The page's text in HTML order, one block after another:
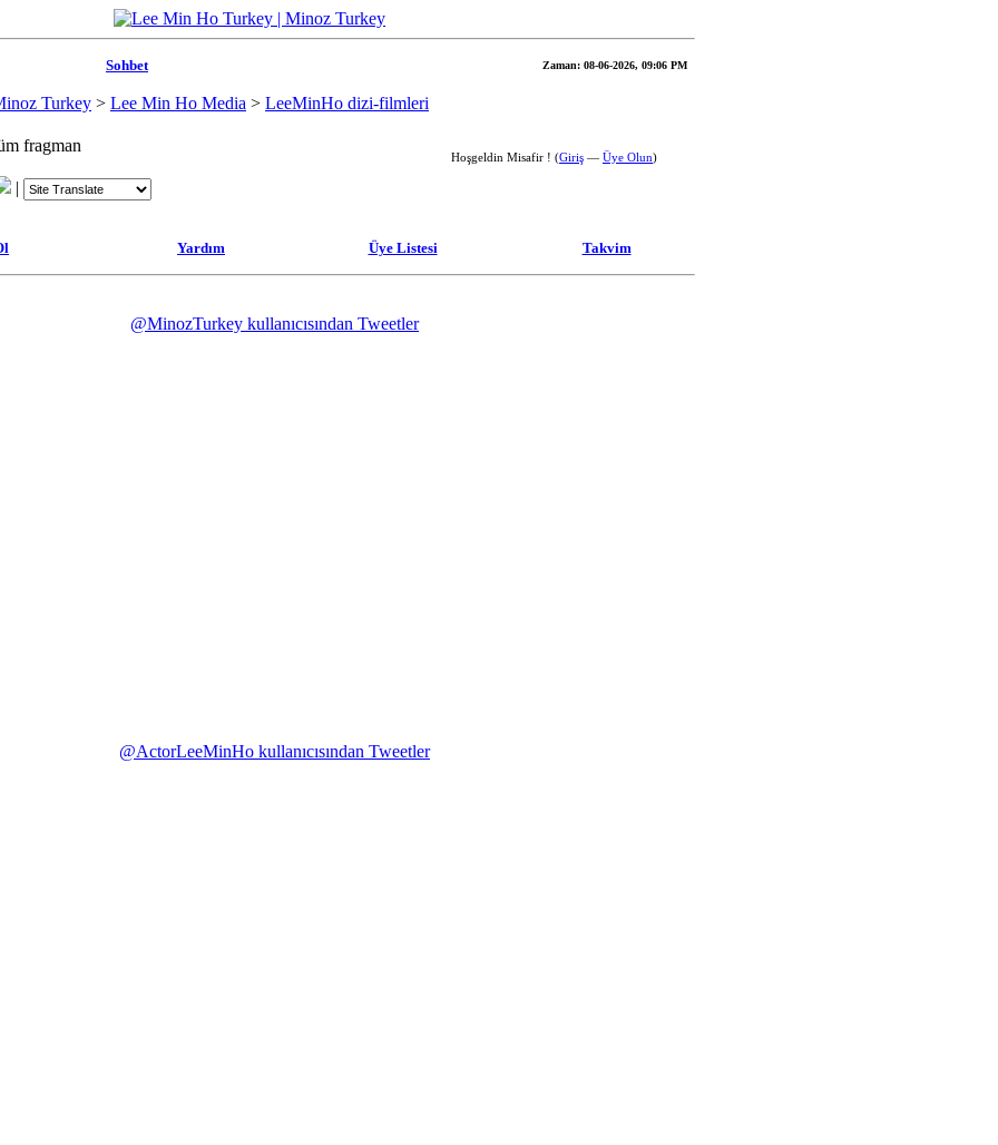
Sohbet Zaman: 08-06-2026, 09:06 PM
Turkey > Lee Min Ho Media > LeeMinHo dizi-filmleri
fragman
|
Hoşgeldin Misafir ! (Giriş — Üye Olun)
Yardım Üye Listesi Takvim
@MinozTurkey kullanıcısından Tweetler
@ActorLeeMinHo kullanıcısından Tweetler